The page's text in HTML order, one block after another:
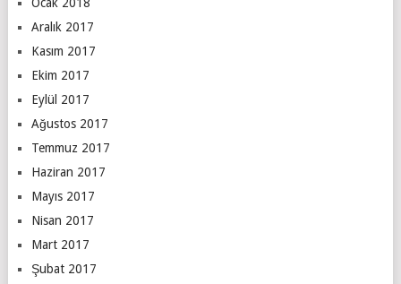
Aralık 2017
Kasım 2017
Ekim 2017
Eylül 2017
Ağustos 2017
Temmuz 2017
Haziran 2017
Mayıs 2017
Nisan 2017
Mart 2017
Şubat 2017